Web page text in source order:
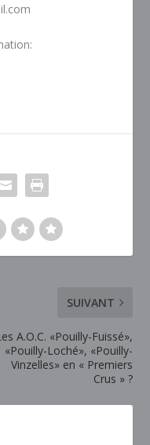
SUIVANT
A.O.C. «Pouilly-Fuissé»,
«Pouilly-Loché», «Pouilly-
Vinzelles» en « Premiers
Crus » ?